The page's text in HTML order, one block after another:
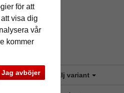
för att
visa dig
vår
kommer
Jag avböjer
format: Välj variant